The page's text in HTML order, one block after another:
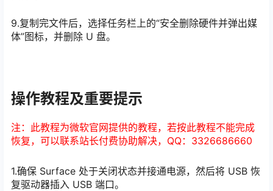
9.复制完文件后，选择任务栏上的“安全删除硬件并弹出媒
体”图标，并删除 U 盘。
操作教程及重要提示
注：此教程为微软官网提供的教程，若按此教程不能完成
恢复，可以联系站长付费协助解决，QQ：3326686660
1.确保 Surface 处于关闭状态并接通电源，然后将 USB 恢
复驱动器插入 USB 端口。